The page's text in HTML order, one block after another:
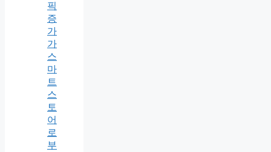
픽
증
가
가
스
마
트
스
토
어
로
부